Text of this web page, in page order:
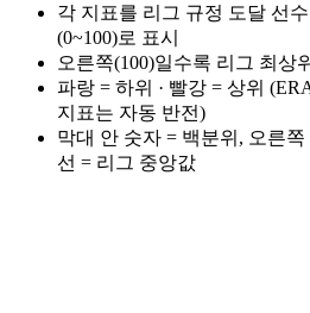
각 지표를 리그 규정 도달 선
(0~100)로 표시
오른쪽(100)일수록 리그 최상
파랑 = 하위 · 빨강 = 상위
지표는 자동 반전)
막대 안 숫자 = 백분위, 오른
선 = 리그 중앙값